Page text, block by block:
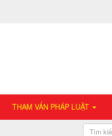
THAM VẤN PHÁP LUẬT